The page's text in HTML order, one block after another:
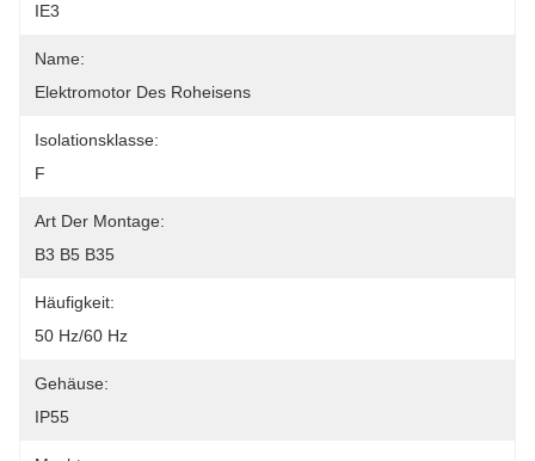
IE3
Name:
Elektromotor Des Roheisens
Isolationsklasse:
F
Art Der Montage:
B3 B5 B35
Häufigkeit:
50 Hz/60 Hz
Gehäuse:
IP55